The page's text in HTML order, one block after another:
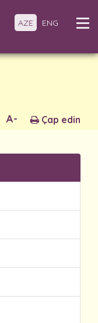
AZE ENG
Çap edin
A-